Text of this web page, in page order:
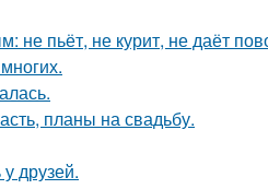
пьёт, не курит, не даёт
планы на свадьбу.
друзей.